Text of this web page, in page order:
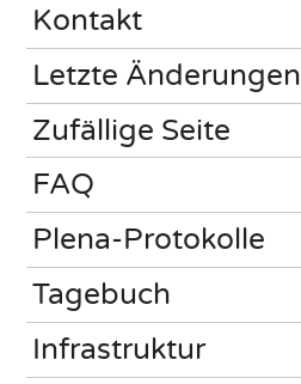
Kontakt
Letzte Änderungen
Zufällige Seite
FAQ
Plena-Protokolle
Tagebuch
Infrastruktur